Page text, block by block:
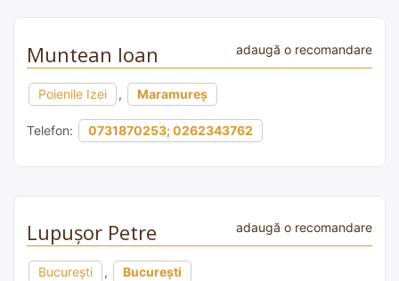
Muntean Ioan adaugă o recomandare
Poienile Izei , Maramureș
Telefon: 0731870253; 0262343762
Lupușor Petre adaugă o recomandare
București , București